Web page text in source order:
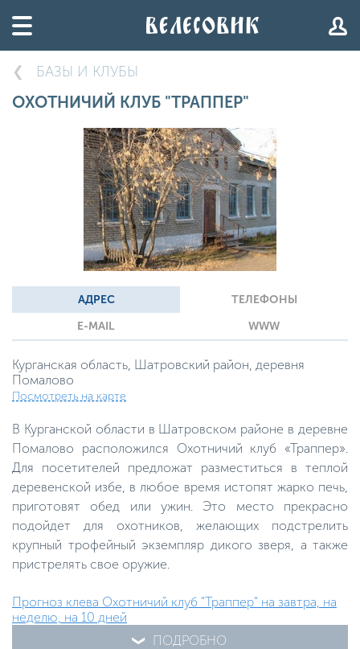
БАЗЫ И КЛУБЫ
ОХОТНИЧИЙ КЛУБ "ТРАППЕР"
АДРЕС
ТЕЛЕФОНЫ
E-MAIL
WWW
Курганская область, Шатровский район, деревня
Помалово
Посмотреть на карте
В Курганской области в Шатровском районе в деревне
Помалово расположился Охотничий клуб «Траппер».
Для посетителей предложат разместиться в теплой
деревенской избе, в любое время истопят жарко печь,
приготовят обед или ужин. Это место прекрасно
подойдет для охотников, желающих подстрелить
крупный трофейный экземпляр дикого зверя, а также
пристрелять свое оружие.
Прогноз клева Охотничий клуб "Траппер" на завтра, на
неделю, на 10 дней
ПОДРОБНО